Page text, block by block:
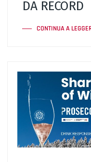
DA RECORD
CONTINUA A